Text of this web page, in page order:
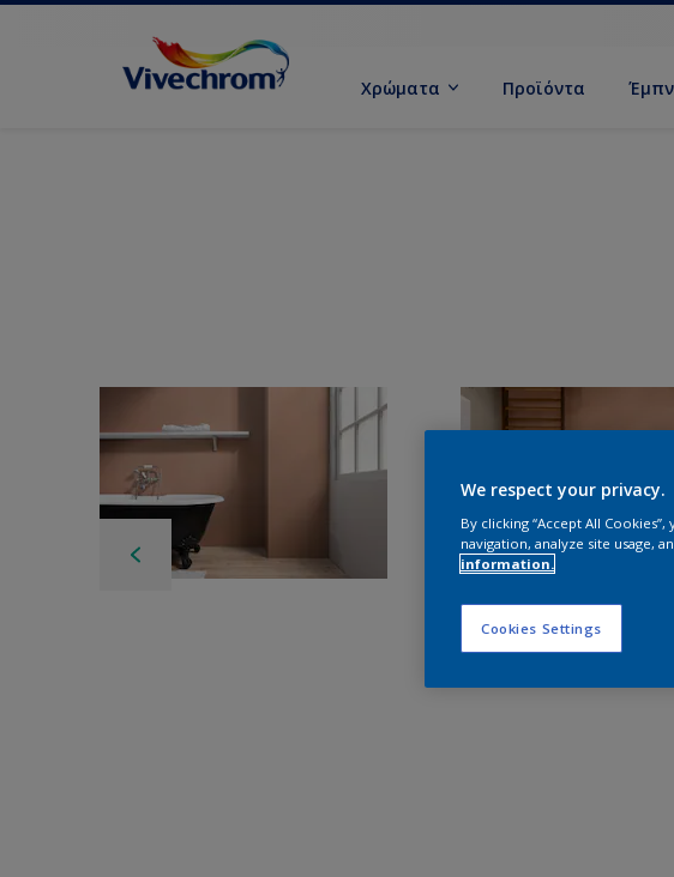
Χρώματα Προϊόντα
We respect your privacy.
By clicking “Accept All
navigation, analyze site usage,
information.
Cookies Settings